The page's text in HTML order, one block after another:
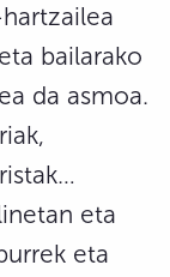
bailarako
da asmoa.
eta
eta